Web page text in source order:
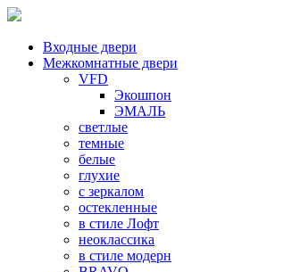
Входные двери
Межкомнатные двери
VFD
Экошпон
ЭМАЛЬ
светлые
темные
белые
глухие
с зеркалом
остекленные
в стиле Лофт
неоклассика
в стиле модерн